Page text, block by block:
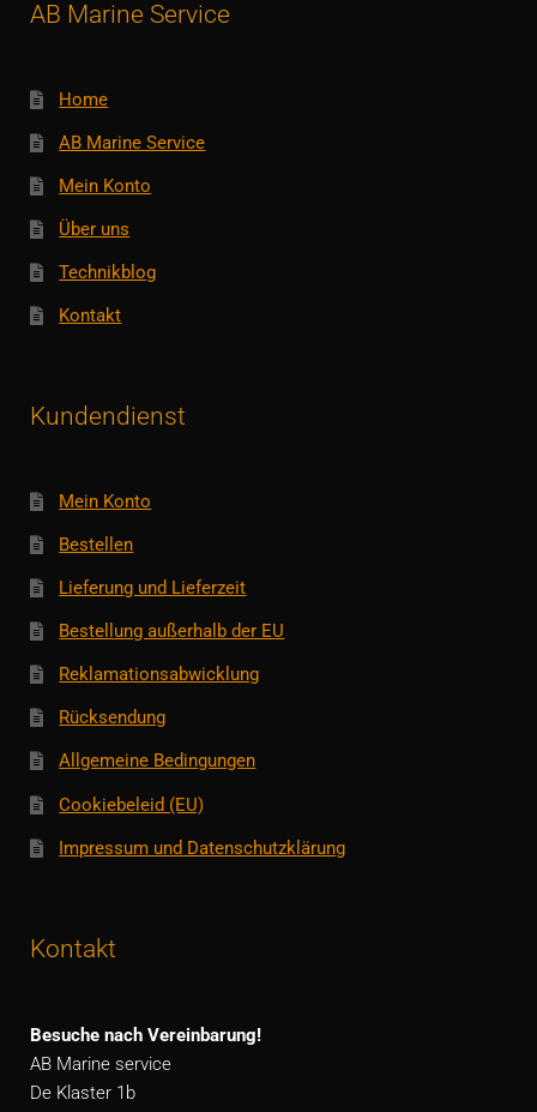
AB Marine Service
Home
AB Marine Service
Mein Konto
Über uns
Technikblog
Kontakt
Kundendienst
Mein Konto
Bestellen
Lieferung und Lieferzeit
Bestellung außerhalb der EU
Reklamationsabwicklung
Rücksendung
Allgemeine Bedingungen
Cookiebeleid (EU)
Impressum und Datenschutzklärung
Kontakt
Besuche nach Vereinbarung!
AB Marine service
De Klaster 1b